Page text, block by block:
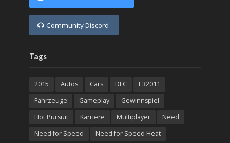
Community Discord
Tags
2015 Autos Cars DLC
E32011
Fahrzeuge
Gameplay
Gewinnspiel
Hot Pursuit
Karriere Multiplayer
Need
Need for Speed
Need for Speed Heat